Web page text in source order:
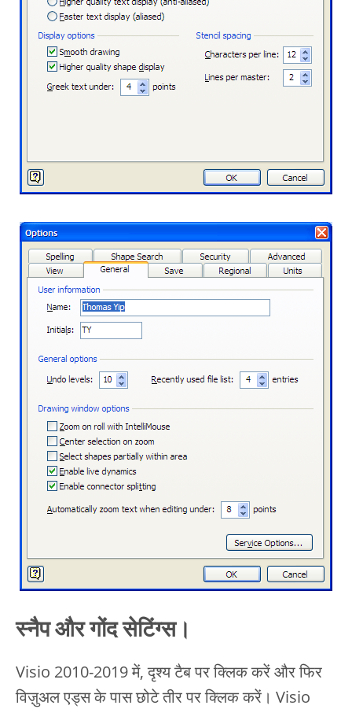
स्नैप और गोंद सेटिंग्स।
Visio 2010-2019 में, दृश्य टैब पर क्लिक करें और फिर
विज़ुअल एड्स के पास छोटे तीर पर क्लिक करें। Visio